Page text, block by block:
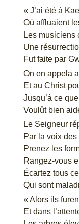
« J’ai été à
Où affluaient
Les musiciens
Une
Fut faite par
On en appela
Et au Christ
Jusqu’à ce que
Voulût bien
Le Seigneur
Par la voix des
Prenez les
Rangez-vous
Écartez tous
Qui sont
« Alors ils
Et dans